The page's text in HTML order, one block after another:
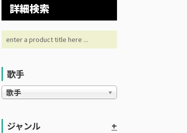
詳細検索
歌手
歌手
ジャンル +